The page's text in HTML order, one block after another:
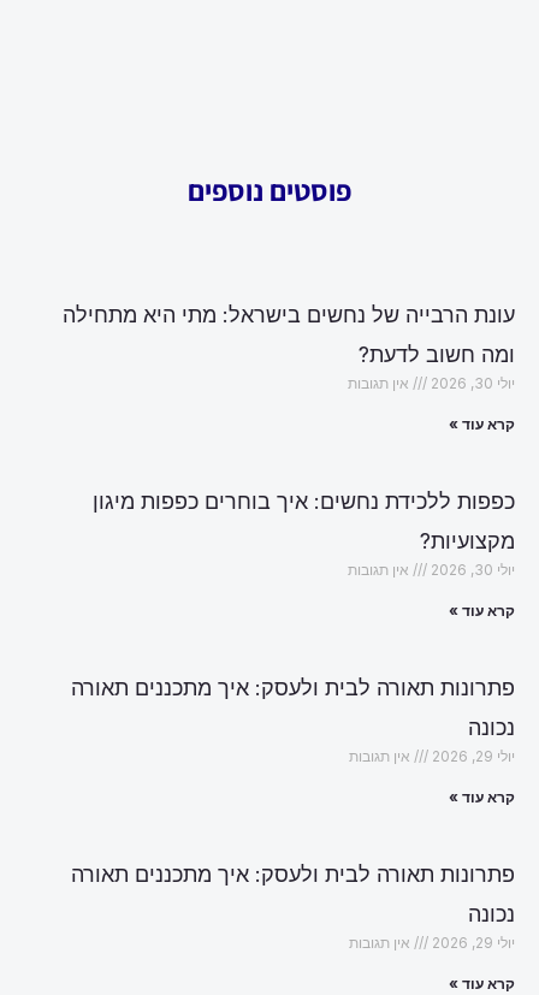
פוסטים נוספים
עונת הרבייה של נחשים בישראל: מתי היא מתחילה
ומה חשוב לדעת?
יולי 30, 2026 אין תגובות
קרא עוד »
כפפות ללכידת נחשים: איך בוחרים כפפות מיגון
מקצועיות?
יולי 30, 2026 אין תגובות
קרא עוד »
פתרונות תאורה לבית ולעסק: איך מתכננים תאורה
נכונה
יולי 29, 2026 אין תגובות
קרא עוד »
פתרונות תאורה לבית ולעסק: איך מתכננים תאורה
נכונה
יולי 29, 2026 אין תגובות
קרא עוד »